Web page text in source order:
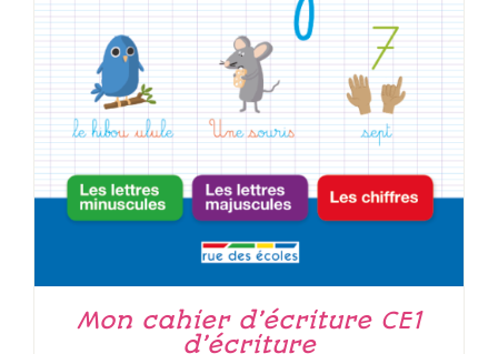
Mon cahier d’écriture CE1
d’écriture